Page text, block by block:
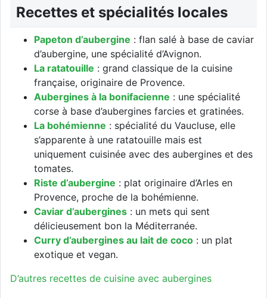
Recettes et spécialités locales
Papeton d’aubergine : flan salé à base de caviar
d’aubergine, une spécialité d’Avignon.
La ratatouille : grand classique de la cuisine
française, originaire de Provence.
Aubergines à la bonifacienne : une spécialité
corse à base d’aubergines farcies et gratinées.
La bohémienne : spécialité du Vaucluse, elle
s’apparente à une ratatouille mais est
uniquement cuisinée avec des aubergines et des
tomates.
Riste d’aubergine : plat originaire d’Arles en
Provence, proche de la bohémienne.
Caviar d’aubergines : un mets qui sent
délicieusement bon la Méditerranée.
Curry d’aubergines au lait de coco : un plat
exotique et vegan.
D’autres recettes de cuisine avec aubergines